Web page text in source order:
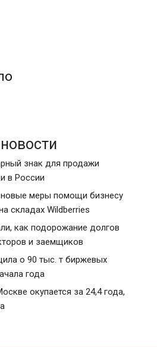
знак для продажи
в России
меры помощи бизнесу
складах Wildberries
как подорожание долгов
и заемщиков
о 90 тыс. т биржевых
года
окупается за 24,4 года,